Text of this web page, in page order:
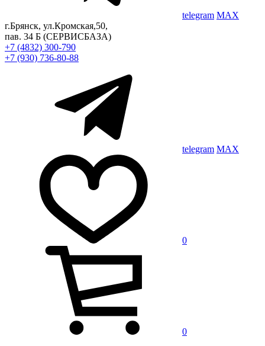
telegram MAX
г.Брянск, ул.Кромская,50,
пав. 34 Б (СЕРВИСБАЗА)
+7 (4832) 300-790
+7 (930) 736-80-88
telegram MAX
0
0